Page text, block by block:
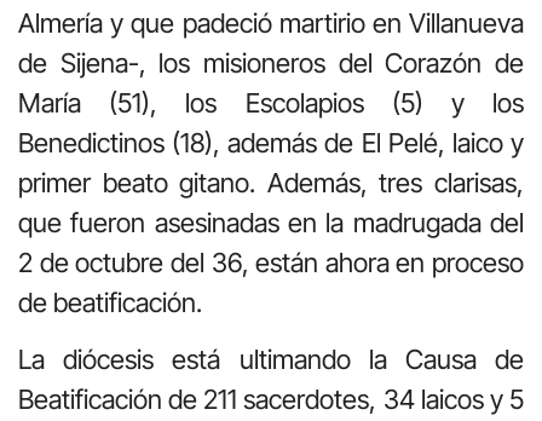
Almería y que padeció martirio en Villanueva
de Sijena-, los misioneros del Corazón de
María (51), los Escolapios (5) y los
Benedictinos (18), además de El Pelé, laico y
primer beato gitano. Además, tres clarisas,
que fueron asesinadas en la madrugada del
2 de octubre del 36, están ahora en proceso
de beatificación.
La diócesis está ultimando la Causa de
Beatificación de 211 sacerdotes, 34 laicos y 5